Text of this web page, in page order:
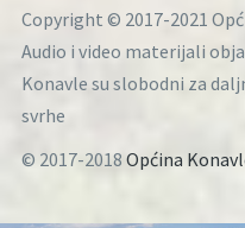
Copyright © 2017-2021
Audio i video materijali
Konavle su slobodni za
svrhe
© 2017-2018 Općina